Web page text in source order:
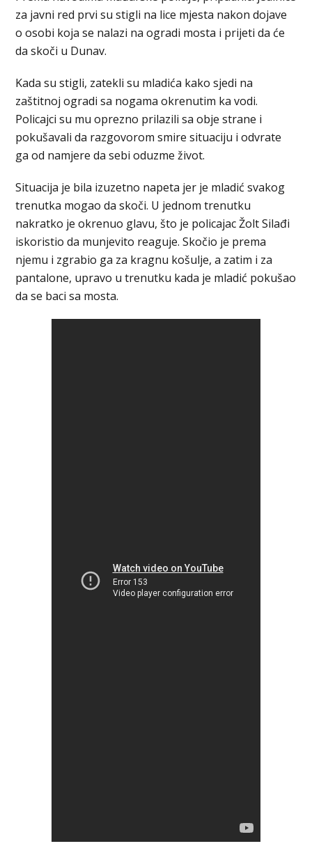
za javni red prvi su stigli na lice mjesta nakon dojave
o osobi koja se nalazi na ogradi mosta i prijeti da će
da skoči u Dunav.
Kada su stigli, zatekli su mladića kako sjedi na
zaštitnoj ogradi sa nogama okrenutim ka vodi.
Policajci su mu oprezno prilazili sa obje strane i
pokušavali da razgovorom smire situaciju i odvrate
ga od namjere da sebi oduzme život.
Situacija je bila izuzetno napeta jer je mladić svakog
trenutka mogao da skoči. U jednom trenutku
nakratko je okrenuo glavu, što je policajac Žolt Silađi
iskoristio da munjevito reaguje. Skočio je prema
njemu i zgrabio ga za kragnu košulje, a zatim i za
pantalone, upravo u trenutku kada je mladić pokušao
da se baci sa mosta.